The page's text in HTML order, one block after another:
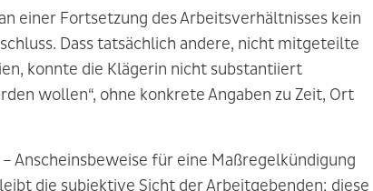
einer Fortsetzung des Arbeitsverhältnisses kein
Dass tatsächlich andere, nicht mitgeteilte
konnte die Klägerin nicht substantiiert
wollen“, ohne konkrete Angaben zu Zeit, Ort
Anscheinsbeweise für eine Maßregelkündigung
die subjektive Sicht der Arbeitgebenden; diese